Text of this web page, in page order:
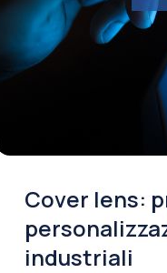
Cover lens:
industriali